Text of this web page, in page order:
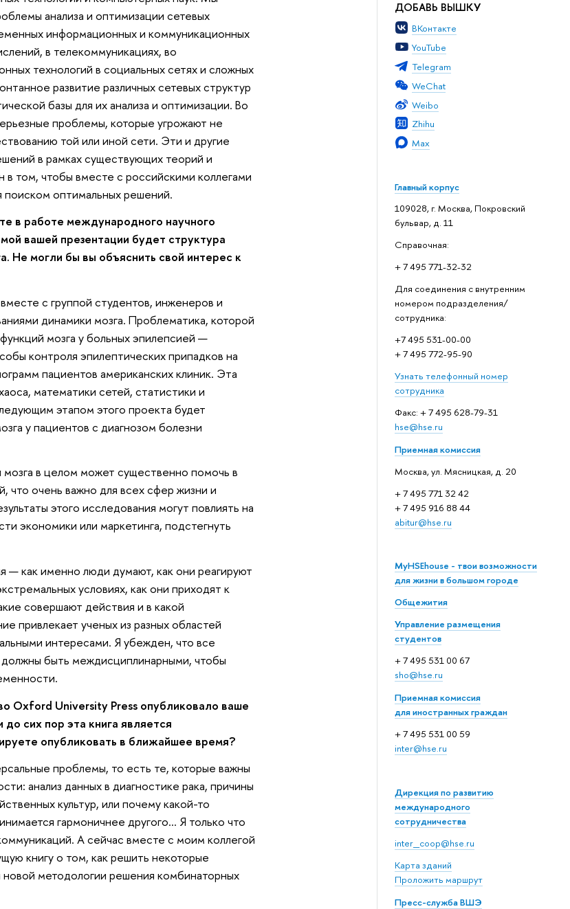
ДОБАВЬ ВЫШКУ
ВКонтакте
YouTube
Telegram
WeChat
Weibo
Zhihu
Max
Главный корпус
109028, г. Москва, Покровский
бульвар, д. 11
Справочная:
+ 7 495 771-32-32
Для соединения с внутренним
номером подразделения/
сотрудника:
+7 495 531-00-00
+ 7 495 772-95-90
Узнать телефонный номер
сотрудника
Факс: + 7 495 628-79-31
hse@hse.ru
Приемная комиссия
Москва, ул. Мясницкая, д. 20
+ 7 495 771 32 42
+ 7 495 916 88 44
abitur@hse.ru
MyHSEhouse - твои возможности
для жизни в большом городе
Общежития
Управление размещения
студентов
+ 7 495 531 00 67
sho@hse.ru
Приемная комиссия
для иностранных граждан
+ 7 495 531 00 59
inter@hse.ru
Дирекция по развитию
международного
сотрудничества
inter_coop@hse.ru
Карта зданий
Проложить маршрут
Пресс-служба ВШЭ
анализа и оптимизации сетевых
информационных и коммуникационных
в телекоммуникациях, во
технологий в социальных сетях и сложных
развитие различных сетевых структур
базы для их анализа и оптимизации. Во
проблемы, которые угрожают не
той или иной сети. Эти и другие
в рамках существующих теорий и
в том, чтобы вместе с российскими коллегами
поиском оптимальных решений.
в работе международного научного
вашей презентации будет структура
Не могли бы вы объяснить свой интерес к
с группой студентов, инженеров и
динамики мозга. Проблематика, которой
мозга у больных эпилепсией —
контроля эпилептических припадков на
пациентов американских клиник. Эта
математики сетей, статистики и
этапом этого проекта будет
у пациентов с диагнозом болезни
в целом может существенно помочь в
что очень важно для всех сфер жизни и
этого исследования могут повлиять на
экономики или маркетинга, подстегнуть
как именно люди думают, как они реагируют
условиях, как они приходят к
совершают действия и в какой
привлекает ученых из разных областей
интересами. Я убежден, что все
быть междисциплинарными, чтобы
Oxford University Press опубликовало ваше
сих пор эта книга является
опубликовать в ближайшее время?
проблемы, то есть те, которые важны
анализ данных в диагностике рака, причины
культур, или почему какой-то
гармоничнее другого... Я только что
А сейчас вместе с моим коллегой
книгу о том, как решить некоторые
методологии решения комбинаторных